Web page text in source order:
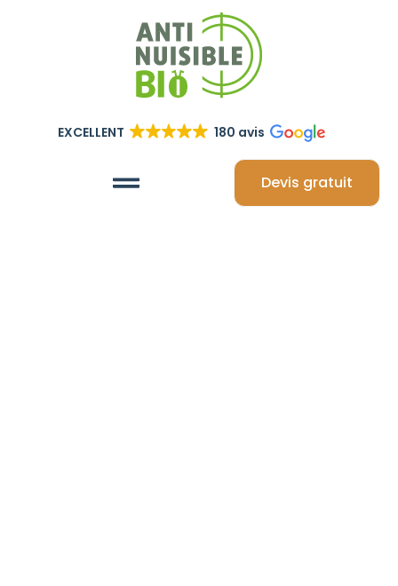
EXCELLENT 180 avis
Devis gratuit